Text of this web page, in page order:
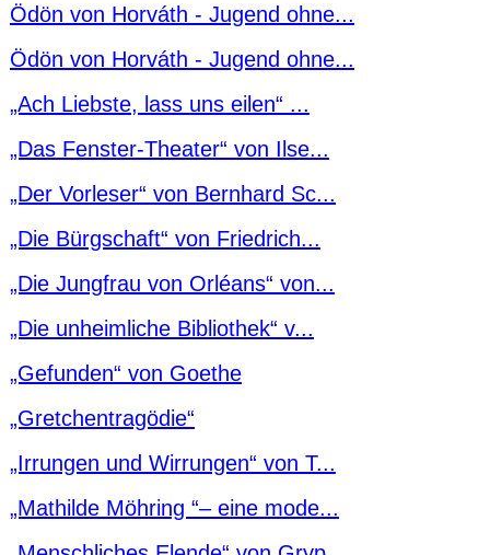
Ödön von Horváth - Jugend ohne...
Ödön von Horváth - Jugend ohne...
„Ach Liebste, lass uns eilen“ ...
„Das Fenster-Theater“ von Ilse...
„Der Vorleser“ von Bernhard Sc...
„Die Bürgschaft“ von Friedrich...
„Die Jungfrau von Orléans“ von...
„Die unheimliche Bibliothek“ v...
„Gefunden“ von Goethe
„Gretchentragödie“
„Irrungen und Wirrungen“ von T...
„Mathilde Möhring “– eine mode...